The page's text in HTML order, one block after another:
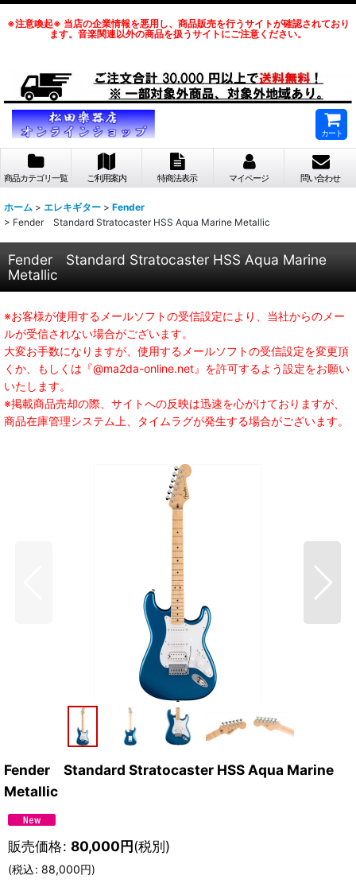
※注意喚起※ 当店の企業情報を悪用し、商品販売を行うサイトが確認されており
ます。音楽関連以外の商品を扱うサイトにご注意ください。
カート
商品カテゴリ一覧 ご利用案内 特商法表示 マイページ 問い合わせ
ホーム > エレキギター > Fender
> Fender Standard Stratocaster HSS Aqua Marine Metallic
Fender Standard Stratocaster HSS Aqua Marine
Metallic
※お客様が使用するメールソフトの受信設定により、当社からのメー
ルが受信されない場合がございます。
大変お手数になりますが、使用するメールソフトの受信設定を変更頂
くか、もしくは『@ma2da-online.net』を許可するよう設定をお願い
いたします。
※掲載商品売却の際、サイトへの反映は迅速を心がけておりますが、
商品在庫管理システム上、タイムラグが発生する場合がございます。
Fender Standard Stratocaster HSS Aqua Marine
Metallic
販売価格: 80,000円(税別)
(税込: 88,000円)